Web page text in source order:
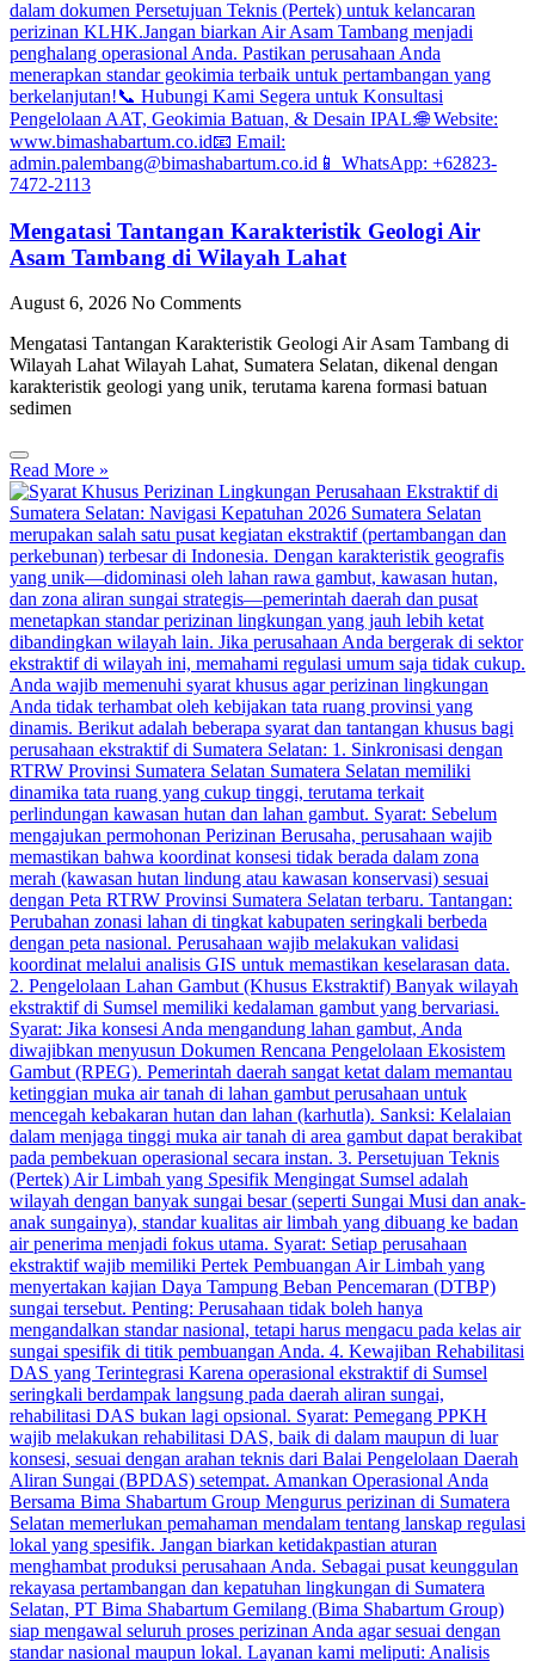
Mengatasi Tantangan Karakteristik Geologi Air
Asam Tambang di Wilayah Lahat
August 6, 2026 No Comments
Mengatasi Tantangan Karakteristik Geologi Air Asam Tambang di
Wilayah Lahat Wilayah Lahat, Sumatera Selatan, dikenal dengan
karakteristik geologi yang unik, terutama karena formasi batuan
sedimen
Read More »